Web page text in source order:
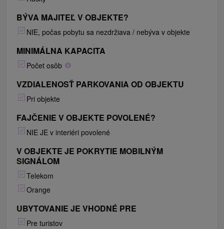
BÝVA MAJITEĽ V OBJEKTE?
NIE, počas pobytu sa nezdržiava / nebýva v objekte
MINIMÁLNA KAPACITA
Počet osôb
VZDIALENOSŤ PARKOVANIA OD OBJEKTU
Pri objekte
FAJČENIE V OBJEKTE POVOLENÉ?
NIE JE v interiéri povolené
V OBJEKTE JE POKRYTIE MOBILNÝM
SIGNÁLOM
Telekom
Orange
UBYTOVANIE JE VHODNÉ PRE
Pre turistov